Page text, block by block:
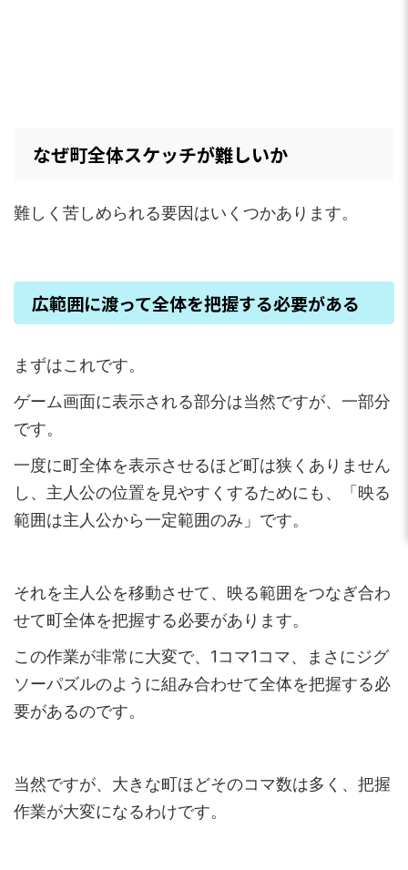
なぜ町全体スケッチが難しいか
難しく苦しめられる要因はいくつかあります。
広範囲に渡って全体を把握する必要がある
まずはこれです。
ゲーム画面に表示される部分は当然ですが、一部分
です。
一度に町全体を表示させるほど町は狭くありません
し、主人公の位置を見やすくするためにも、「映る
範囲は主人公から一定範囲のみ」です。
それを主人公を移動させて、映る範囲をつなぎ合わ
せて町全体を把握する必要があります。
この作業が非常に大変で、1コマ1コマ、まさにジグ
ソーパズルのように組み合わせて全体を把握する必
要があるのです。
当然ですが、大きな町ほどそのコマ数は多く、把握
作業が大変になるわけです。